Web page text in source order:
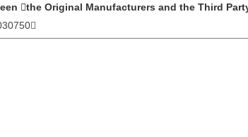
the Original Manufacturers and the Third